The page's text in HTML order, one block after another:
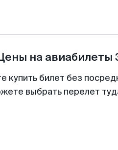
на авиабилеты
купить билет без
выбрать перелет